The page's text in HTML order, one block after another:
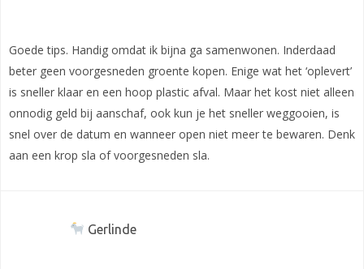
Goede tips. Handig omdat ik bijna ga samenwonen. Inderdaad
beter geen voorgesneden groente kopen. Enige wat het ‘oplevert’
is sneller klaar en een hoop plastic afval. Maar het kost niet alleen
onnodig geld bij aanschaf, ook kun je het sneller weggooien, is
snel over de datum en wanneer open niet meer te bewaren. Denk
aan een krop sla of voorgesneden sla.
Gerlinde